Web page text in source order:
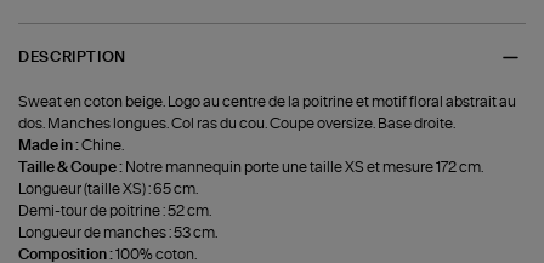
DESCRIPTION
Sweat en coton beige. Logo au centre de la poitrine et motif floral abstrait au
dos. Manches longues. Col ras du cou. Coupe oversize. Base droite.
Made in :Chine.
Taille & Coupe : Notre mannequin porte une taille XS et mesure 172 cm.
Longueur (taille XS) : 65 cm.
Demi-tour de poitrine : 52 cm.
Longueur de manches : 53 cm.
Composition :100% coton.